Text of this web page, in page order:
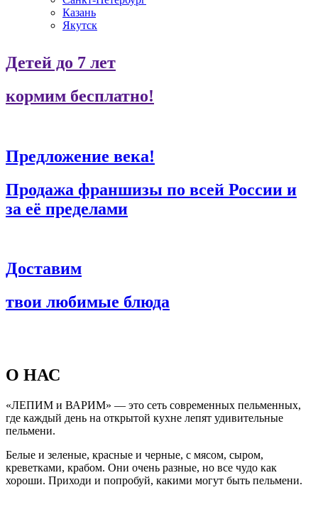
Казань
Якутск
Детей до 7 лет
кормим бесплатно!
Предложение века!
Продажа франшизы по всей России и
за её пределами
Доставим
твои любимые блюда
О НАС
«ЛЕПИМ и ВАРИМ» — это сеть современных пельменных,
где каждый день на открытой кухне лепят удивительные
пельмени.
Белые и зеленые, красные и черные, с мясом, сыром,
креветками, крабом. Они очень разные, но все чудо как
хороши. Приходи и попробуй, какими могут быть пельмени.